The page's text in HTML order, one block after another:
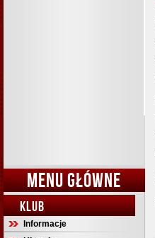
MENU GŁÓWNE
KLUB
Informacje